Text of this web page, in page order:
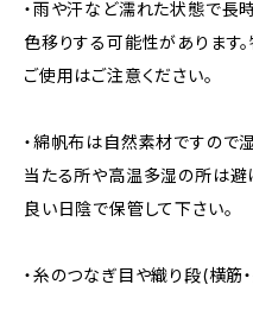
・雨や汗など濡れた状態で長
色移りする可能性があります
ご使用はご注意ください。
・綿帆布は自然素材ですので
当たる所や高温多湿の所は避
良い日陰で保管して下さい。
・糸のつなぎ目や織り段(横筋